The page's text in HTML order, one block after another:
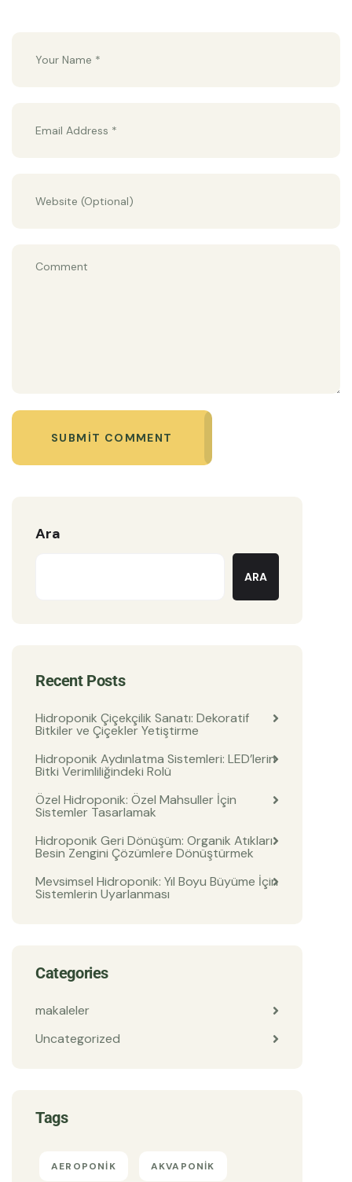
SUBMIT COMMENT
Ara
ARA
Recent Posts
Hidroponik Çiçekçilik Sanatı: Dekoratif
Bitkiler ve Çiçekler Yetiştirme
Hidroponik Aydınlatma Sistemleri: LED’lerin
Bitki Verimliliğindeki Rolü
Özel Hidroponik: Özel Mahsuller İçin
Sistemler Tasarlamak
Hidroponik Geri Dönüşüm: Organik Atıkları
Besin Zengini Çözümlere Dönüştürmek
Mevsimsel Hidroponik: Yıl Boyu Büyüme İçin
Sistemlerin Uyarlanması
Categories
makaleler
Uncategorized
Tags
AEROPONIK AKVAPONIK